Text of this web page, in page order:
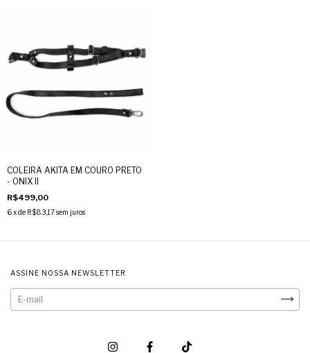
COLEIRA AKITA EM COURO PRETO
- ONIX II
R$499,00
6x de R$83,17sem juros
ASSINE NOSSA NEWSLETTER